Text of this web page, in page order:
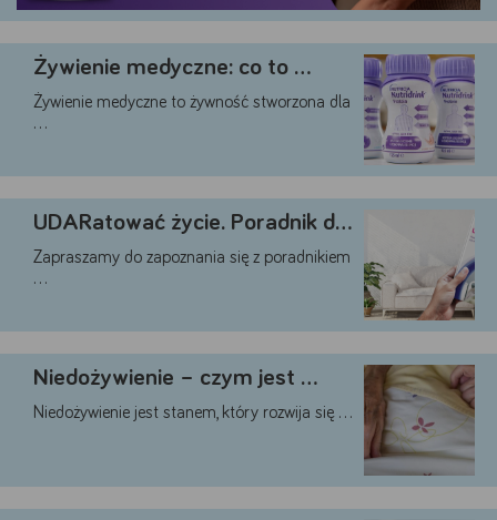
Żywienie medyczne: co to …
Żywienie medyczne to żywność stworzona dla
…
UDARatować życie. Poradnik dla …
Zapraszamy do zapoznania się z poradnikiem
…
Niedożywienie – czym jest …
Niedożywienie jest stanem, który rozwija się …